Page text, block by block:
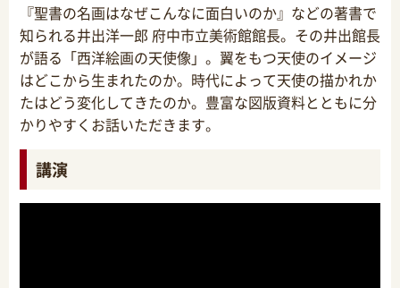
『聖書の名画はなぜこんなに面白いのか』などの著書で
知られる井出洋一郎 府中市立美術館館長。その井出館長
が語る「西洋絵画の天使像」。翼をもつ天使のイメージ
はどこから生まれたのか。時代によって天使の描かれか
たはどう変化してきたのか。豊富な図版資料とともに分
かりやすくお話いただきます。
講演